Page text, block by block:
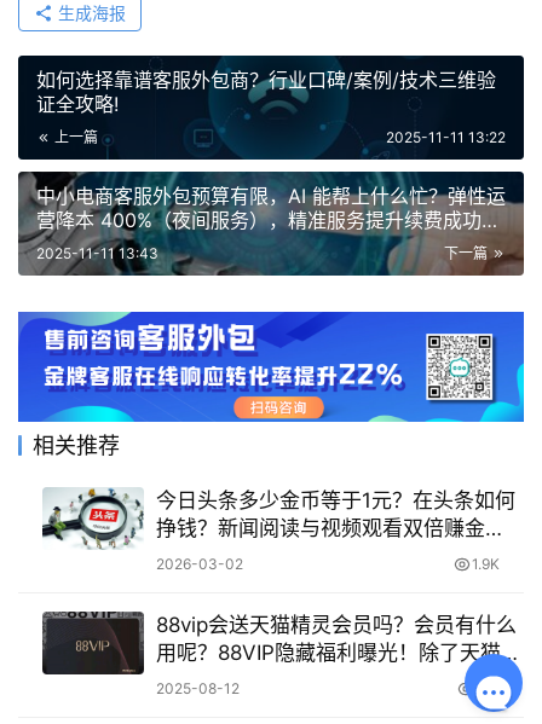
生成海报
如何选择靠谱客服外包商？行业口碑/案例/技术三维验
证全攻略!
上一篇 2025-11-11 13:22
中小电商客服外包预算有限，AI 能帮上什么忙？弹性运
营降本 400%（夜间服务），精准服务提升续费成功率
28%
下一篇
2025-11-11 13:43
相关推荐
今日头条多少金币等于1元？在头条如何
挣钱？新闻阅读与视频观看双倍赚金
币，快速提现攻略！
2026-03-02 1.9K
88vip会送天猫精灵会员吗？会员有什么
用呢？88VIP隐藏福利曝光！除了天猫精
灵，这些权益一年能省2000+！
2025-08-12 912